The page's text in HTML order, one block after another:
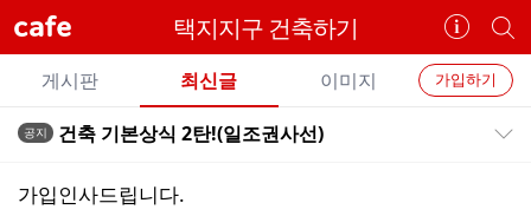
cafe 택지지구 건축하기
카
페
정
보
개
별
카
페
검
카
페
가입하기
게시판 최신글 이미지
전
글
공지 건축 기본상식 2탄!(일조권사선)
가입인사드립니다.